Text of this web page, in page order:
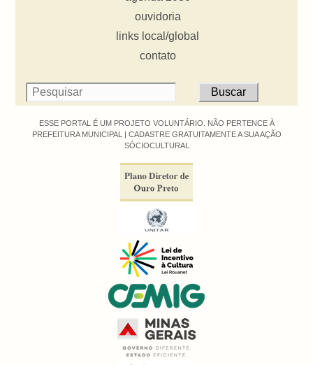
ouvidoria
links local/global
contato
ESSE PORTAL É UM PROJETO VOLUNTÁRIO. NÃO PERTENCE À
PREFEITURA MUNICIPAL | CADASTRE GRATUITAMENTE A SUA AÇÃO
SÓCIOCULTURAL